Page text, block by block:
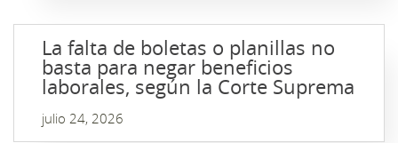
La falta de boletas o planillas no
basta para negar beneficios
laborales, según la Corte Suprema
julio 24, 2026